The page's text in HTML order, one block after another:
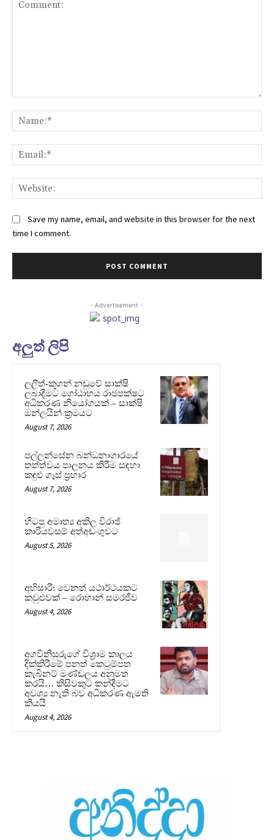
Save my name, email, and website in this browser for the next
time I comment.
- Advertisement -
අලුත් ලිපි
ලලිත්-කූගන් නඩුවේ සාක්ෂි
ලබාදීමට ගෝඨාභය රාජපක්ෂට
අධිකරණ නියෝගයක් – සාක්ෂි
ඔන්ලයින් ක්‍රමයට
August 7, 2026
පල්ලන්සේන බන්ධනාගාරයේ
තත්ත්වය පාලනය කිරීම සඳහා
කඳුළු ගෑස් ප්‍රහාර
August 7, 2026
හිටපු අමාත්‍ය අකිල විරාජ්
කාරියවසම් අත්අඩංගුවට
August 5, 2026
අභිසාරී: වෙනත් යථාර්ථයකට
කවුළුවක් – රොහාන් සමරජීව
August 4, 2026
අගවිනිසුරුගේ විශ්‍රාම කාලය
දික්කිරීමේ පනත් කෙටුම්පත
කැබිනට් මණ්ඩලය අනුමත
කරයි… කිසිවකුට කන්දීමට
අවශ්‍ය නැති බව අධිකරණ ඇමති
කියයි
August 4, 2026